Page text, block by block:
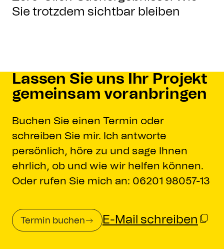
Sie trotzdem sichtbar bleiben
Lassen Sie uns Ihr Projekt
gemeinsam voranbringen
Buchen Sie einen Termin oder
schreiben Sie mir. Ich antworte
persönlich, höre zu und sage Ihnen
ehrlich, ob und wie wir helfen können.
Oder rufen Sie mich an: 06201 98057-13
Termin buchen E-Mail schreiben